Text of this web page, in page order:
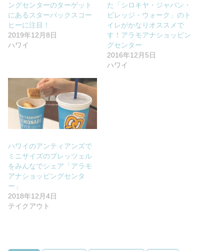
ングセンターのターゲット
にあるスターバックスコー
ヒーに注目！
2019年12月8日
ハワイ
た「シロキヤ・ジャパン・
ビレッジ・ウォーク」のト
イレがかなりオススメで
す！アラモアナショッピン
グセンター
2016年12月5日
ハワイ
ハワイのアンティアンズで
ミニサイズのプレッツェル
をみんなでシェア「アラモ
アナショッピングセンタ
ー」
2018年12月4日
テイクアウト